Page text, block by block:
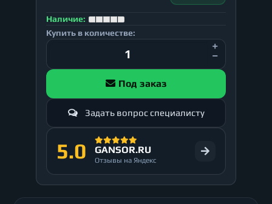
Наличие:
Купить в количестве:
Под заказ
Задать вопрос специалисту
5.0 GANSOR.RU
Отзывы на Яндекс